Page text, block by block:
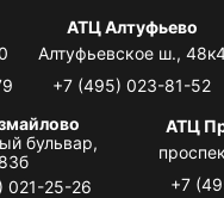
АТЦ Алтуфьево
Алтуфьевское ш.,
+7 (495) 023-81-52
бульвар,
83б
021-25-26
АТЦ
+7